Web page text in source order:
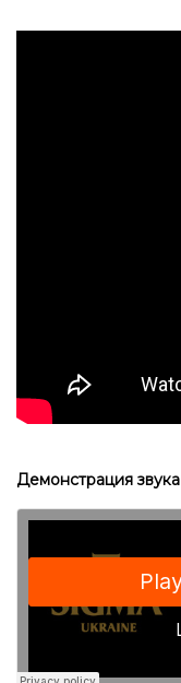
Демонстрация звука